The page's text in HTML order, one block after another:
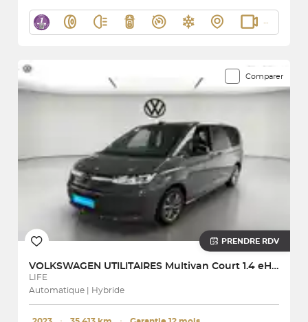
Comparer
PRENDRE RDV
VOLKSWAGEN UTILITAIRES Multivan Court 1.4 eHybrid 218 DSG6
LIFE
Automatique | Hybride